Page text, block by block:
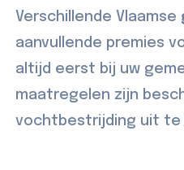
Verschillende Vlaamse
aanvullende premies
altijd eerst bij uw
maatregelen zijn
vochtbestrijding uit te